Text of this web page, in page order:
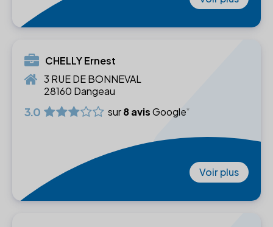
CHELLY Ernest
3 RUE DE BONNEVAL
28160 Dangeau
3.0 sur8 avisGoogle
Voir plus